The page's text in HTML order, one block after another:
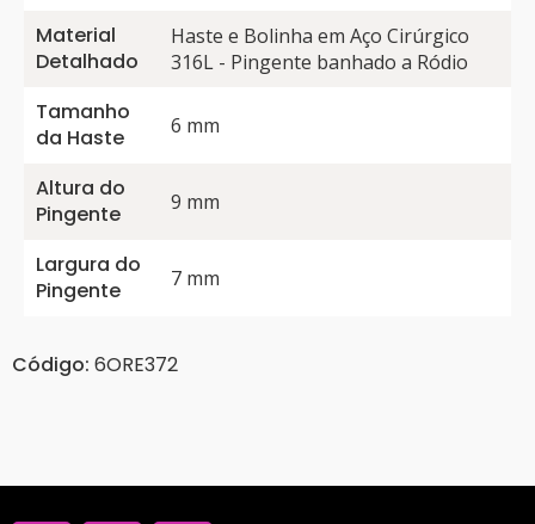
Material
Detalhado
Haste e Bolinha em Aço Cirúrgico
316L - Pingente banhado a Ródio
Tamanho
da Haste
6 mm
Altura do
Pingente
9 mm
Largura do
Pingente
7 mm
Código: 6ORE372